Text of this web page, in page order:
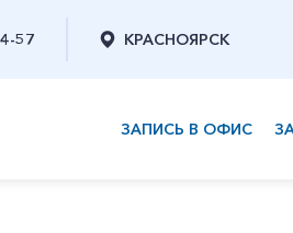
57 КРАСНОЯРСК
ЗАПИСЬ В ОФИС